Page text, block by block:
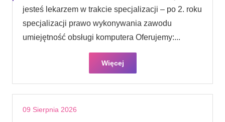
jesteś lekarzem w trakcie specjalizacji – po 2. roku
specjalizacji prawo wykonywania zawodu
umiejętność obsługi komputera Oferujemy:...
Więcej
09 Sierpnia 2026